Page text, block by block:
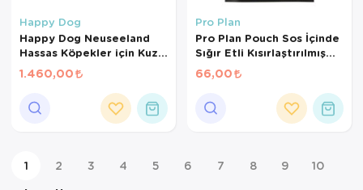
Happy Dog
Happy Dog Neuseeland
Hassas Köpekler için Kuzu
Etli ve Pirinçli Yetişkin
Köpek Maması 4 Kg
1.460,00
Pro Plan
Pro Plan Pouch Sos İçinde
Sığır Etli Kısırlaştırılmış
Kedi Konservesi 85 Gr
66,00
1 2 3 4 5 6 7 8 9 10